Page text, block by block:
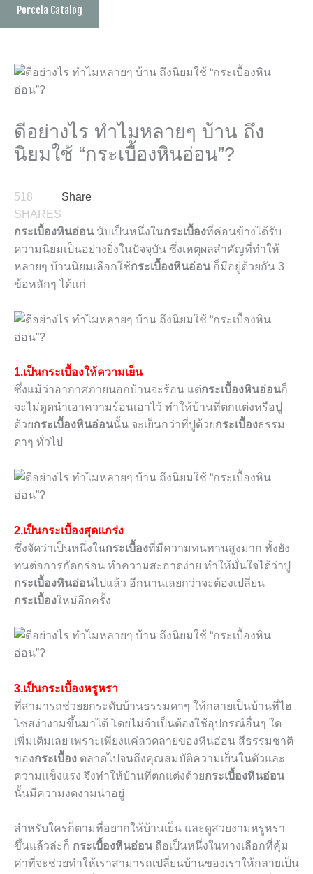
Porcela Catalog
ดีอย่างไร ทำไมหลายๆ บ้าน ถึง
นิยมใช้ “กระเบื้องหินอ่อน”?
518
SHARES
Share
กระเบื้องหินอ่อน นับเป็นหนึ่งในกระเบื้องที่ค่อนข้างได้รับ
ความนิยมเป็นอย่างยิ่งในปัจจุบัน ซึ่งเหตุผลสำคัญที่ทำให้
หลายๆ บ้านนิยมเลือกใช้กระเบื้องหินอ่อน ก็มีอยู่ด้วยกัน 3
ข้อหลักๆ ได้แก่
1.เป็นกระเบื้องให้ความเย็น
ซึ่งแม้ว่าอากาศภายนอกบ้านจะร้อน แต่กระเบื้องหินอ่อนก็
จะไม่ดูดนำเอาความร้อนเอาไว้ ทำให้บ้านที่ตกแต่งหรือปู
ด้วยกระเบื้องหินอ่อนนั้น จะเย็นกว่าที่ปูด้วยกระเบื้องธรรม
ดาๆ ทั่วไป
2.เป็นกระเบื้องสุดแกร่ง
ซึ่งจัดว่าเป็นหนึ่งในกระเบื้องที่มีความทนทานสูงมาก ทั้งยัง
ทนต่อการกัดกร่อน ทำความสะอาดง่าย ทำให้มั่นใจได้ว่าปู
กระเบื้องหินอ่อนไปแล้ว อีกนานเลยกว่าจะต้องเปลี่ยน
กระเบื้องใหม่อีกครั้ง
3.เป็นกระเบื้องหรูหรา
ที่สามารถช่วยยกระดับบ้านธรรมดาๆ ให้กลายเป็นบ้านที่ไฮ
โซสง่างามขึ้นมาได้ โดยไม่จำเป็นต้องใช้อุปกรณ์อื่นๆ ใด
เพิ่มเติมเลย เพราะเพียงแค่ลวดลายของหินอ่อน สีธรรมชาติ
ของกระเบื้อง ตลาดไปจนถึงคุณสมบัติความเย็นในตัวและ
ความแข็งแรง จึงทำให้บ้านที่ตกแต่งด้วยกระเบื้องหินอ่อน
นั้นมีความงดงามน่าอยู่
สำหรับใครก็ตามที่อยากให้บ้านเย็น และดูสวยงามหรูหรา
ขึ้นแล้วล่ะก็ กระเบื้องหินอ่อน ถือเป็นหนึ่งในทางเลือกที่คุ้ม
ค่าที่จะช่วยทำให้เราสามารถเปลี่ยนบ้านของเราให้กลายเป็น